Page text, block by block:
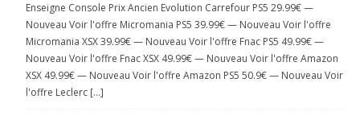
Enseigne Console Prix Ancien Evolution Carrefour PS5 29.99€ —
Nouveau Voir l'offre Micromania PS5 39.99€ — Nouveau Voir l'offre
Micromania XSX 39.99€ — Nouveau Voir l'offre Fnac PS5 49.99€ —
Nouveau Voir l'offre Fnac XSX 49.99€ — Nouveau Voir l'offre Amazon
XSX 49.99€ — Nouveau Voir l'offre Amazon PS5 50.9€ — Nouveau Voir
l'offre Leclerc […]